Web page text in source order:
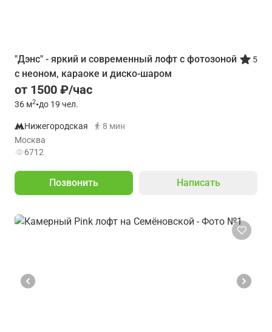
"Дэнс" - яркий и современный лофт с фотозоной
с неоном, караоке и диско-шаром
от 1500 ₽/час
36 м2•до 19 чел.
5
Нижегородская
8 мин
Москва
6712
Позвонить Написать